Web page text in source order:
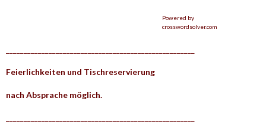
Powered by
crosswordsolver.com
Feierlichkeiten und Tischreservierung
nach Absprache möglich.